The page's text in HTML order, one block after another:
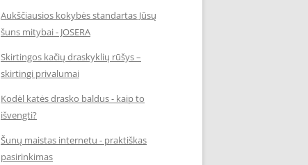
Aukščiausios kokybės standartas Jūsų
šuns mitybai - JOSERA
Skirtingos kačių draskyklių rūšys –
skirtingi privalumai
Kodėl katės drasko baldus - kaip to
išvengti?
Šunų maistas internetu - praktiškas
pasirinkimas